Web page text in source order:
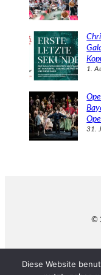
1.
31.
©
Diese Website